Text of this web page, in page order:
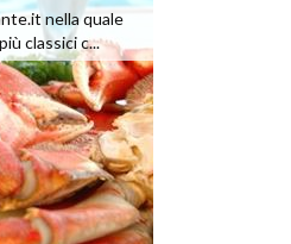
nella quale
classici c...